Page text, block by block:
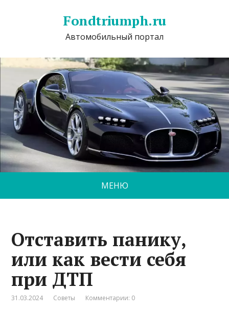
Fondtriumph.ru
Автомобильный портал
МЕНЮ
Отставить панику,
или как вести себя
при ДТП
31.03.2024 Советы Комментарии: 0